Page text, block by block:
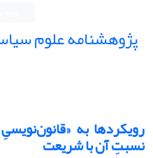
پژوهشنامه علوم
رویکردها به
نسبتِ آن با شریعت